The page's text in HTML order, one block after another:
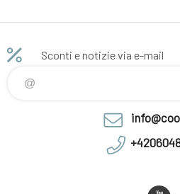
Sconti e notizie via e-mail